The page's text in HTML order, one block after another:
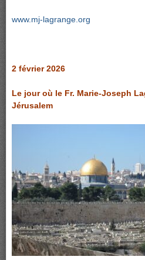
www.mj-lagrange.org
2 février 2026
Le jour où le Fr. Marie-Joseph
Jérusalem